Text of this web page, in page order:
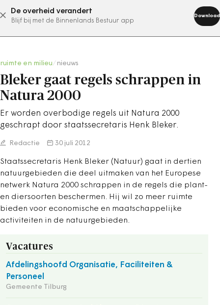
De overheid verandert
Blijf bij met de Binnenlands Bestuur app
Download
abonneer nu
ruimte en milieu nieuws
Bleker gaat regels schrappen in
Natura 2000
Er worden overbodige regels uit Natura 2000
geschrapt door staatssecretaris Henk Bleker.
Redactie 30 juli 2012
Staatssecretaris Henk Bleker (Natuur) gaat in dertien
natuurgebieden die deel uitmaken van het Europese
netwerk Natura 2000 schrappen in de regels die plant-
en diersoorten beschermen. Hij wil zo meer ruimte
bieden voor economische en maatschappelijke
activiteiten in de natuurgebieden.
Vacatures
Afdelingshoofd Organisatie, Faciliteiten &
Personeel
Gemeente Tilburg